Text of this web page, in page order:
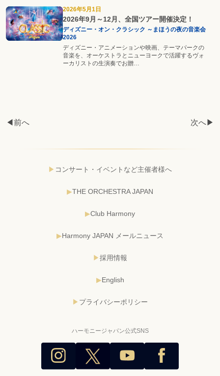
2026年5月1日
2026年9月～12月、全国ツアー開催決定！
ディズニー・オン・クラシック ～まほうの夜の音楽会
2026
ディズニー・アニメーションや映画、テーマパークの
音楽を、オーケストラとニューヨークで活躍するヴォ
ーカリストの生演奏でお贈…
◀前へ 次へ▶
コンサート・イベントなど主催者様へ
THE ORCHESTRA JAPAN
Club Harmony
Harmony JAPAN メールニュース
採用情報
English
プライバシーポリシー
ハーモニージャパン公式SNS